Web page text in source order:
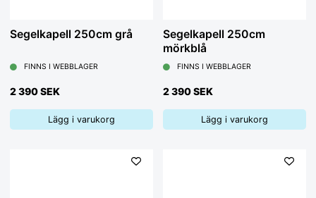
Segelkapell 250cm grå
FINNS I WEBBLAGER
2 390 SEK
Lägg i varukorg
Segelkapell 250cm
mörkblå
FINNS I WEBBLAGER
2 390 SEK
Lägg i varukorg